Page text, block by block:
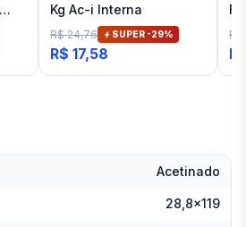
Kg Ac-i Interna
R$ 24,76 SUPER -29%
R$ 17,58
R$
Acetinado
28,8x119